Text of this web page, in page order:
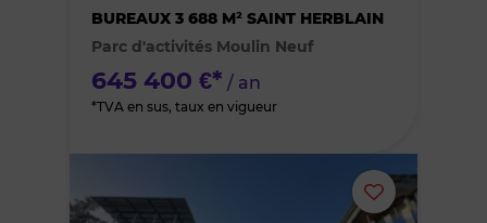
BUREAUX 3 688 M² SAINT HERBLAIN
Parc d'activités Moulin Neuf
645 400 €* / an
*TVA en sus, taux en vigueur
Ajouter